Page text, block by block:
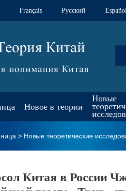
Français Pусский
Новое в теории
Новые
> Новые теоретические
Китая в России